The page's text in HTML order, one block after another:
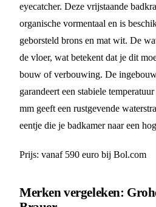
eyecatcher. Deze vrijstaande
organische vormentaal en is
geborsteld brons en mat wit. De
de vloer, wat betekent dat je dit
bouw of verbouwing. De
garandeert een stabiele
mm geeft een rustgevende
eentje die je badkamer naar een
Prijs: vanaf 590 euro bij Bol.com
Merken vergeleken: